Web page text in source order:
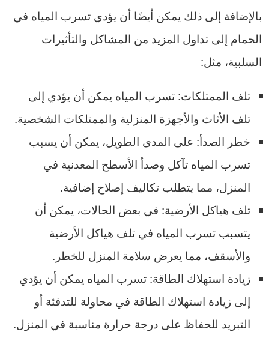
بالإضافة إلى ذلك يمكن أيضًا أن يؤدي تسرب المياه في
الحمام إلى تداول المزيد من المشاكل والتأثيرات
السلبية، مثل:
تلف الممتلكات: تسرب المياه يمكن أن يؤدي إلى
تلف الأثاث والأجهزة المنزلية والممتلكات الشخصية.
خطر الصدأ: على المدى الطويل، يمكن أن يسبب
تسرب المياه تآكل وصدأ الأسطح المعدنية في
المنزل، مما يتطلب تكاليف إصلاح إضافية.
تلف هياكل الأرضية: في بعض الحالات، يمكن أن
يتسبب تسرب المياه في تلف هياكل الأرضية
والأسقف، مما يعرض سلامة المنزل للخطر.
زيادة استهلاك الطاقة: تسرب المياه يمكن أن يؤدي
إلى زيادة استهلاك الطاقة في محاولة للتدفئة أو
التبريد للحفاظ على درجة حرارة مناسبة في المنزل.